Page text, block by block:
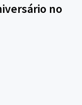
no